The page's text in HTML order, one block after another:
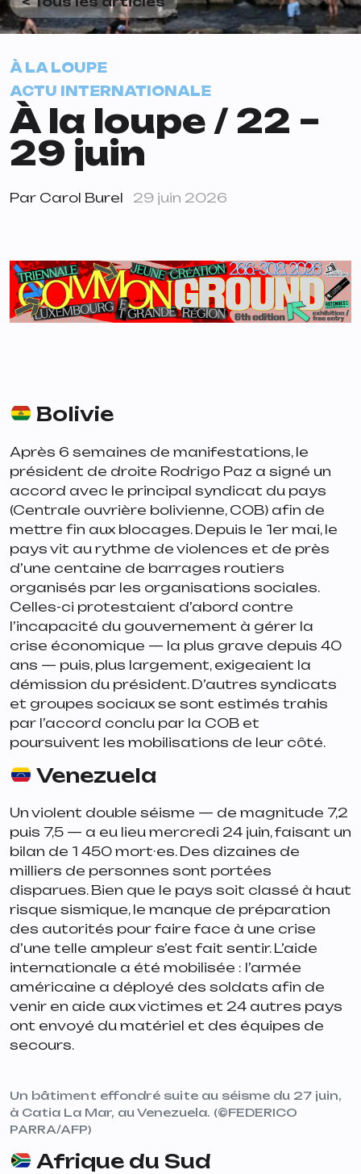
À LA LOUPE
ACTU INTERNATIONALE
À la loupe / 22 –
29 juin
Par Carol Burel 29 juin 2026
Bolivie
Après 6 semaines de manifestations, le
président de droite Rodrigo Paz a signé un
accord avec le principal syndicat du pays
(Centrale ouvrière bolivienne, COB) afin de
mettre fin aux blocages. Depuis le 1er mai, le
pays vit au rythme de violences et de près
d’une centaine de barrages routiers
organisés par les organisations sociales.
Celles-ci protestaient d’abord contre
l’incapacité du gouvernement à gérer la
crise économique — la plus grave depuis 40
ans — puis, plus largement, exigeaient la
démission du président. D’autres syndicats
et groupes sociaux se sont estimés trahis
par l’accord conclu par la COB et
poursuivent les mobilisations de leur côté.
Venezuela
Un violent double séisme — de magnitude 7,2
puis 7,5 — a eu lieu mercredi 24 juin, faisant un
bilan de 1 450 mort·es. Des dizaines de
milliers de personnes sont portées
disparues. Bien que le pays soit classé à haut
risque sismique, le manque de préparation
des autorités pour faire face à une crise
d’une telle ampleur s’est fait sentir. L’aide
internationale a été mobilisée : l’armée
américaine a déployé des soldats afin de
venir en aide aux victimes et 24 autres pays
ont envoyé du matériel et des équipes de
secours.
Un bâtiment effondré suite au séisme du 27 juin,
à Catia La Mar, au Venezuela. (©FEDERICO
PARRA/AFP)
Afrique du Sud